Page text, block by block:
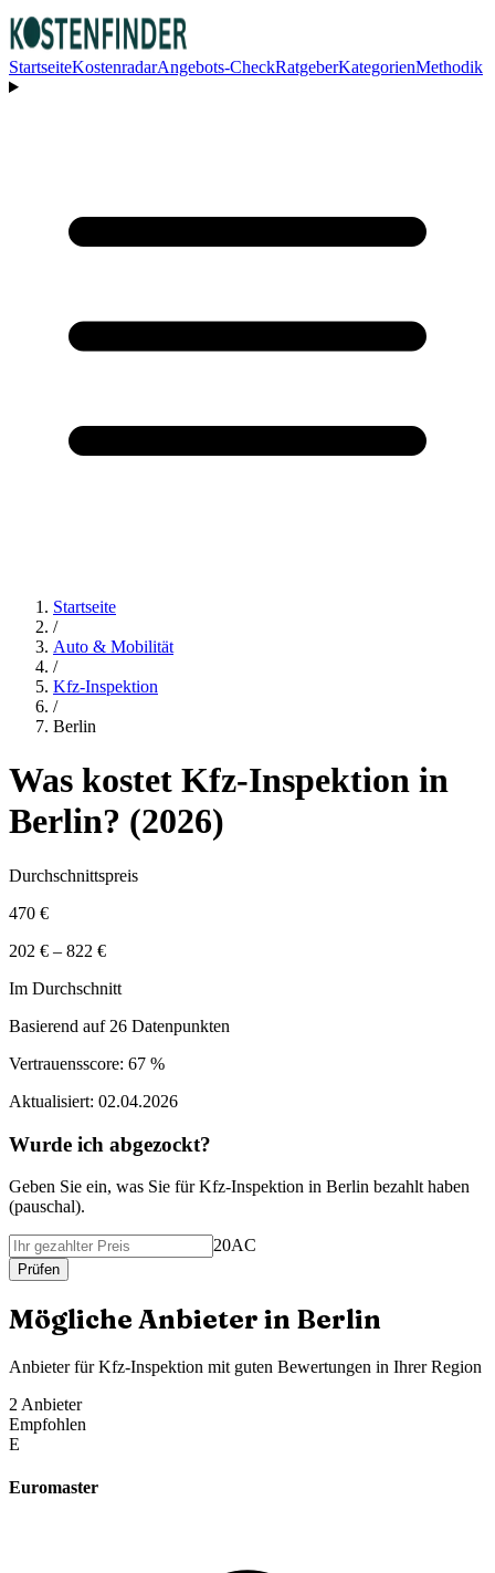
StartseiteKostenradarAngebots-CheckRatgeberKategorienMethodik
Startseite
/
Auto & Mobilität
/
Kfz-Inspektion
/
Berlin
Was kostet Kfz-Inspektion in
Berlin? (2026)
Durchschnittspreis
470 €
202 € – 822 €
Im Durchschnitt
Basierend auf 26 Datenpunkten
Vertrauensscore: 67 %
Aktualisiert: 02.04.2026
Wurde ich abgezockt?
Geben Sie ein, was Sie fürKfz-Inspektion in Berlin bezahlt haben
(pauschal).
20AC
Prüfen
Mögliche Anbieter in Berlin
Anbieter fürKfz-Inspektion mit guten Bewertungen in Ihrer Region
2 Anbieter
Empfohlen
E
Euromaster